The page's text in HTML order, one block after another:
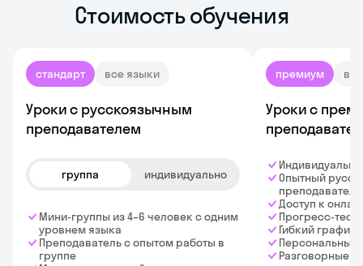
Стоимость обучения
стандарт все языки
Уроки с русскоязычным
преподавателем
группа индивидуально
Мини-группы из 4–6 человек с одним
уровнем языка
Преподаватель с опытом работы в
группе
премиум
Уроки с
Опытный
Доступ к
Прогресс-
Гибкий график
Разговорные